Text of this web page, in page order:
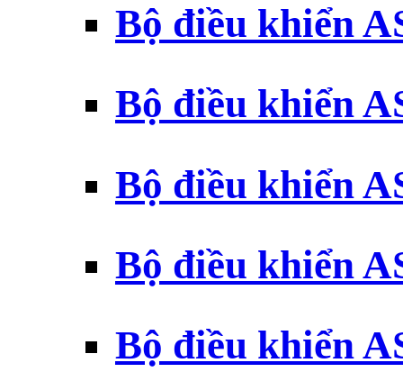
Bộ điều khiển
Bộ điều khiển
Bộ điều khiển
Bộ điều khiển
Bộ điều khiển